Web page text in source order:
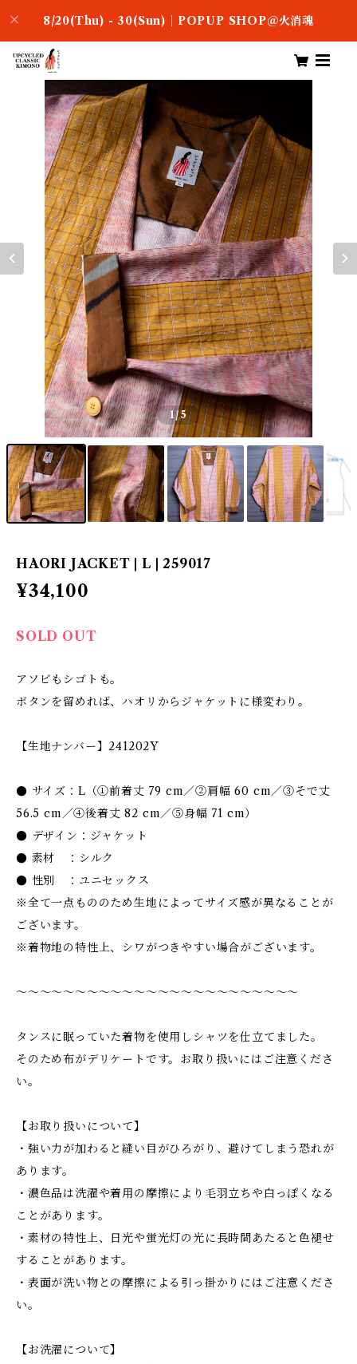
8/20(Thu) - 30(Sun)｜POPUP SHOP＠火消魂
1/5
HAORI JACKET | L | 259017
¥34,100
SOLD OUT
アソビもシゴトも。
ボタンを留めれば、ハオリからジャケットに様変わり。
【生地ナンバー】241202Y
● サイズ：L（①前着丈 79 cm／②肩幅 60 cm／③そで丈
56.5 cm／④後着丈 82 cm／⑤身幅 71 cm）
● デザイン：ジャケット
● 素材 ：シルク
● 性別 ：ユニセックス
※全て一点もののため生地によってサイズ感が異なることが
ございます。
※着物地の特性上、シワがつきやすい場合がございます。
〜〜〜〜〜〜〜〜〜〜〜〜〜〜〜〜〜〜〜〜〜〜〜〜
タンスに眠っていた着物を使用しシャツを仕立てました。
そのため布がデリケートです。お取り扱いにはご注意くださ
い。
【お取り扱いについて】
・強い力が加わると縫い目がひろがり、避けてしまう恐れが
あります。
・濃色品は洗濯や着用の摩擦により毛羽立ちや白っぽくなる
ことがあります。
・素材の特性上、日光や蛍光灯の光に長時間あたると色褪せ
することがあります。
・表面が洗い物との摩擦による引っ掛かりにはご注意くださ
い。
【お洗濯について】